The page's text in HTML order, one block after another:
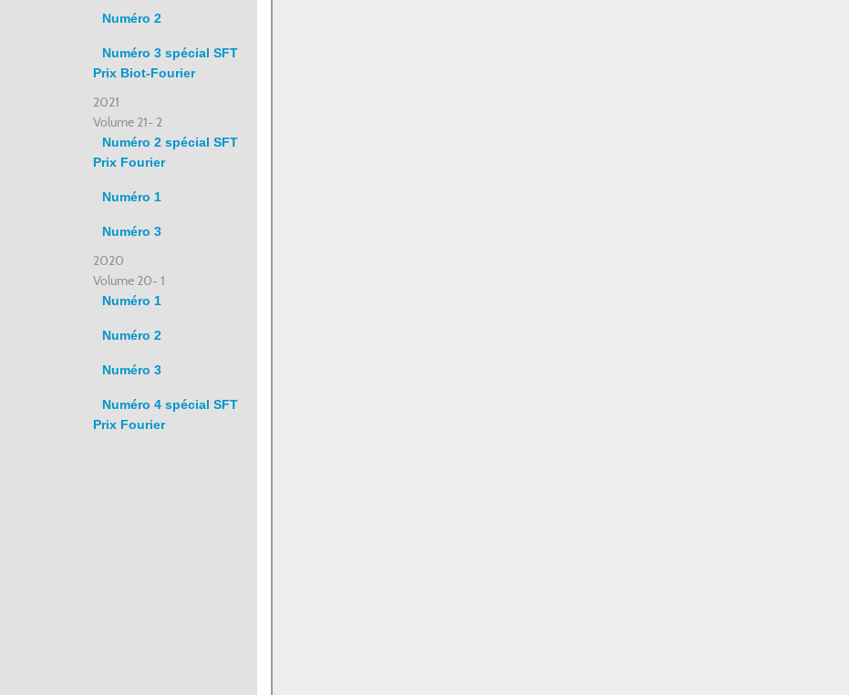
Numéro 2
Numéro 3 spécial SFT
Prix Biot-Fourier
2021
Volume 21- 2
Numéro 2 spécial SFT
Prix Fourier
Numéro 1
Numéro 3
2020
Volume 20- 1
Numéro 1
Numéro 2
Numéro 3
Numéro 4 spécial SFT
Prix Fourier